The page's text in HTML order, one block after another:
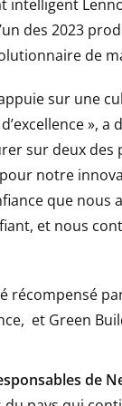
intelligent
des 2023
de
sur une
»,
sur deux
notre
que
et nous
récompensé
et Green
de